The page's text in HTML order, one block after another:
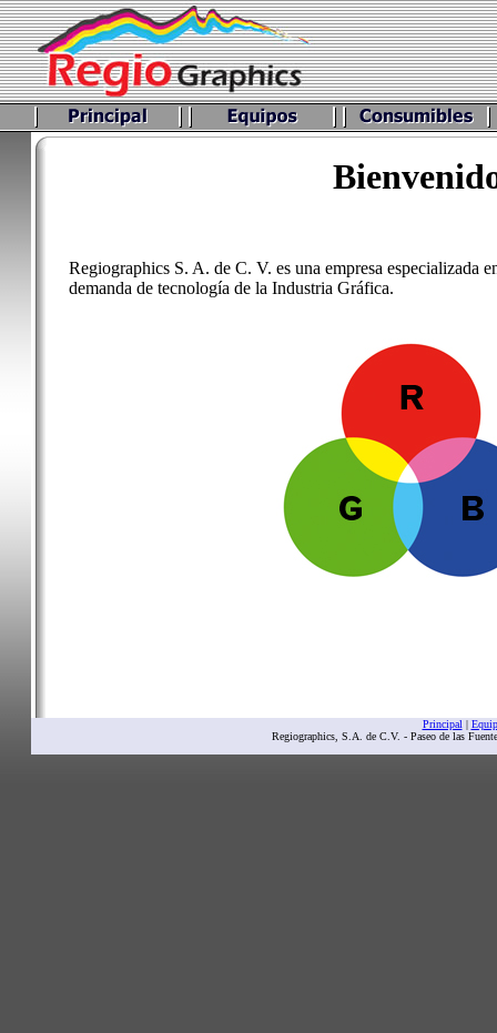
Regiographics S. A. de C. V. es una empresa especializada
demanda de tecnología de la Industria Gráfica.
Principal |
Regiographics, S.A. de C.V. - Paseo de las